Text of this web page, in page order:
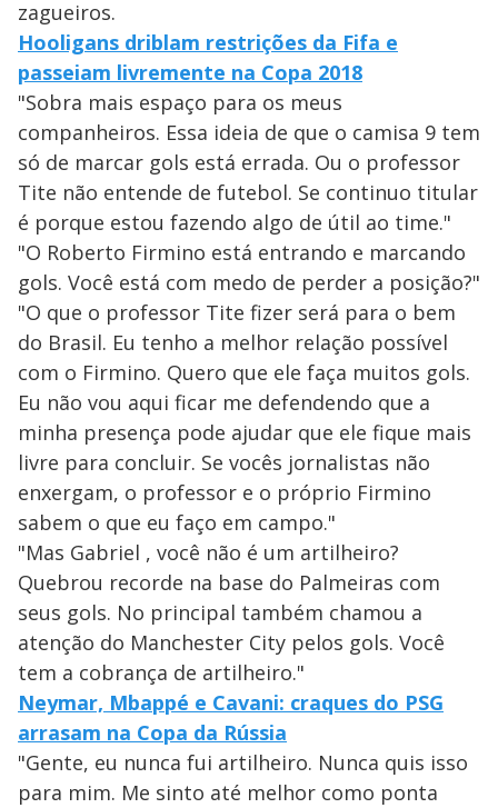
zagueiros.
Hooligans driblam restrições da Fifa e
passeiam livremente na Copa 2018
"Sobra mais espaço para os meus
companheiros. Essa ideia de que o camisa 9 tem
só de marcar gols está errada. Ou o professor
Tite não entende de futebol. Se continuo titular
é porque estou fazendo algo de útil ao time."
"O Roberto Firmino está entrando e marcando
gols. Você está com medo de perder a posição?"
"O que o professor Tite fizer será para o bem
do Brasil. Eu tenho a melhor relação possível
com o Firmino. Quero que ele faça muitos gols.
Eu não vou aqui ficar me defendendo que a
minha presença pode ajudar que ele fique mais
livre para concluir. Se vocês jornalistas não
enxergam, o professor e o próprio Firmino
sabem o que eu faço em campo."
"Mas Gabriel , você não é um artilheiro?
Quebrou recorde na base do Palmeiras com
seus gols. No principal também chamou a
atenção do Manchester City pelos gols. Você
tem a cobrança de artilheiro."
Neymar, Mbappé e Cavani: craques do PSG
arrasam na Copa da Rússia
"Gente, eu nunca fui artilheiro. Nunca quis isso
para mim. Me sinto até melhor como ponta